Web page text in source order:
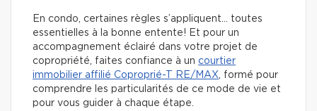
En condo, certaines règles s’appliquent… toutes
essentielles à la bonne entente! Et pour un
accompagnement éclairé dans votre projet de
copropriété, faites confiance à un courtier
immobilier affilié Coproprié-T RE/MAX, formé pour
comprendre les particularités de ce mode de vie et
pour vous guider à chaque étape.